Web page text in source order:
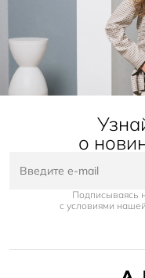
о
Подписываясь
с условиями нашей